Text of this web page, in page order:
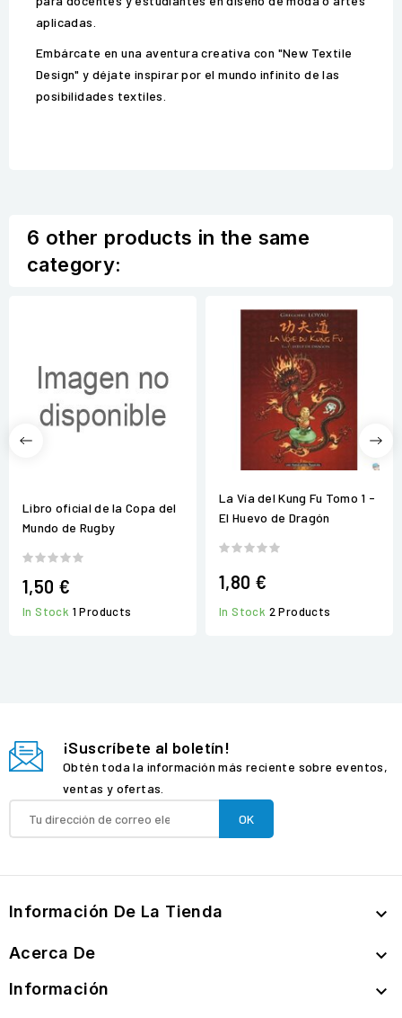
aplicadas.
Embárcate en una aventura creativa con "New Textile
Design" y déjate inspirar por el mundo infinito de las
posibilidades textiles.
6 other products in the same
category:
Libro oficial de la Copa del
Mundo de Rugby
1,50 €
In Stock 1 Products
La Vía del Kung Fu Tomo 1 -
El Huevo de Dragón
1,80 €
In Stock 2 Products
¡Suscríbete al boletín!
Obtén toda la información más reciente sobre eventos,
ventas y ofertas.
Información De La Tienda 
Acerca De 
Información 